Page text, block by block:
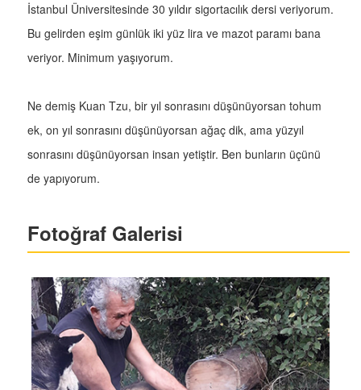
İstanbul Üniversitesinde 30 yıldır sigortacılık dersi veriyorum.
Bu gelirden eşim günlük iki yüz lira ve mazot paramı bana
veriyor. Minimum yaşıyorum.
Ne demiş Kuan Tzu, bir yıl sonrasını düşünüyorsan tohum
ek, on yıl sonrasını düşünüyorsan ağaç dik, ama yüzyıl
sonrasını düşünüyorsan insan yetiştir. Ben bunların üçünü
de yapıyorum.
Fotoğraf Galerisi